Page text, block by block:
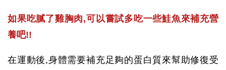
如果吃膩了雞胸肉,可以嘗試多吃一些鮭魚來補充營
養吧!!
在運動後,身體需要補充足夠的蛋白質來幫助修復受